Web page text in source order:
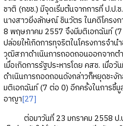
ชาติ (กขช.) มีจุดเริ่มต้นจากการที่ ป.ป.
นางสาวยิ่งลักษณ์ ชินวัตร ในคดีโครงก
8 พฤษภาคม 2557 จึงมีมติเอกฉันท์
ปล่อยให้เกิดการทุจริตในโครงการจำน
วุฒิสภาดำเนินการถอดถอนออกจากต
เมื่อเกิดการรัฐประหารโดย คสช. เมื่อ
ดำเนินการถอดถอนดังกล่าวก็หยุดชะงั
มติเอกฉันท์ (7 ต่อ 0) อีกครั้งในการชี้
อาญา[27]
ต่อมาวันที่ 23 มกราคม 2558 ป.ป